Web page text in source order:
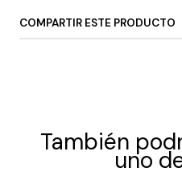
COMPARTIR ESTE PRODUCTO
También
uno